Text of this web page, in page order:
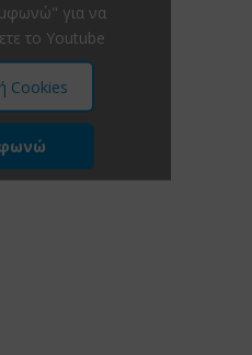
για να
το Youtube
Cookies